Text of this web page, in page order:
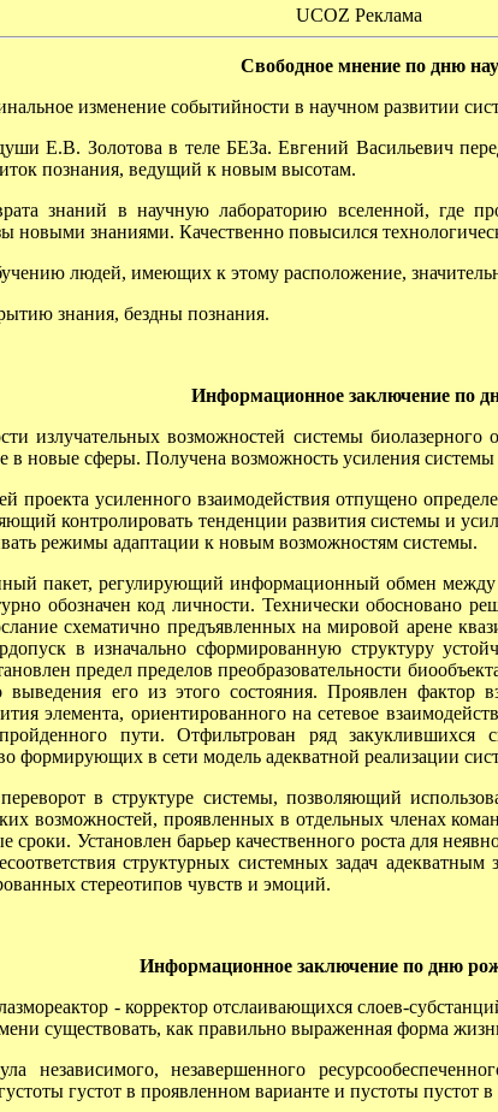
UCOZ Реклама
Свободное мнение по дню
изменение событийности в научном развитии
Е.В. Золотова в теле БЕЗа. Евгений Васильевич
познания, ведущий к новым высотам.
знаний в научную лабораторию вселенной, где
новыми знаниями. Качественно повысился
людей, имеющих к этому расположение,
знания, бездны познания.
Информационное заключение по
излучательных возможностей системы
в новые сферы. Получена возможность усиления
проекта усиленного взаимодействия отпущено
контролировать тенденции развития системы и
режимы адаптации к новым возможностям системы.
пакет, регулирующий информационный обмен между
обозначен код личности. Технически обосновано
схематично предъявленных на мировой арене
в изначально сформированную структуру
предел пределов преобразовательности
выведения его из этого состояния. Проявлен фактор
элемента, ориентированного на сетевое
пути. Отфильтрован ряд
формирующих в сети модель адекватной реализации
в структуре системы, позволяющий
возможностей, проявленных в отдельных членах
сроки. Установлен барьер качественного роста для
структурных системных задач
стереотипов чувств и эмоций.
Информационное заключение по дню
- корректор отслаивающихся слоев-
существовать, как правильно выраженная форма
незавершенного
густот в проявленном варианте и пустоты пустот